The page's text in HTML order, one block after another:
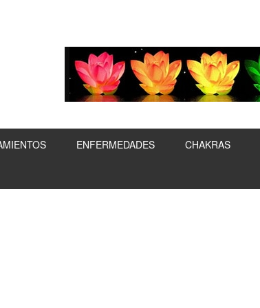
ENFERMEDADES CHAKRAS